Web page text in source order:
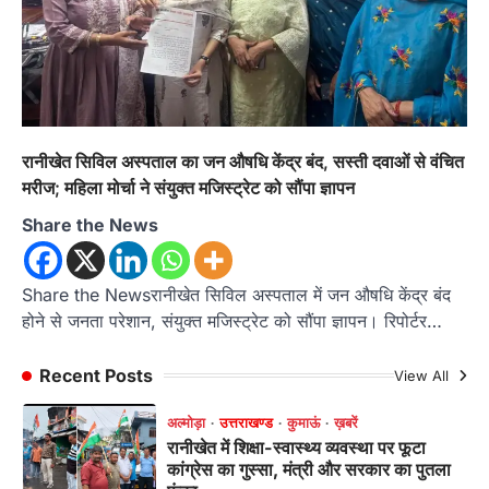
रानीखेत सिविल अस्पताल का जन औषधि केंद्र बंद, सस्ती दवाओं से वंचित
मरीज; महिला मोर्चा ने संयुक्त मजिस्ट्रेट को सौंपा ज्ञापन
Share the News
Share the Newsरानीखेत सिविल अस्पताल में जन औषधि केंद्र बंद
होने से जनता परेशान, संयुक्त मजिस्ट्रेट को सौंपा ज्ञापन। रिपोर्टर…
Recent Posts View All
1
अल्मोड़ा उत्तराखण्ड कुमाऊं ख़बरें धार्मिक
मानिला देवी मंदिर में श्रीमद्भागवत कथा के चतुर्थ
दिवस धूमधाम से मनाया गया श्रीकृष्ण जन्मोत्सव,
राज्य मंत्री कैलाश पंत ने किया कथा श्रवण
Admin August 6, 2026
आयोजित श्रीमद्भागवत कथा के चतुर्थ दिवस गुरुवार को…
2
रानीखेत में शिक्षा-स्वास्थ्य व्यवस्था पर फूटा
कांग्रेस का गुस्सा, मंत्री और सरकार का पुतला
फूंका
Admin August 6, 2026
अल्मोड़ा उत्तराखण्ड कुमाऊं ख़बरें
रानीखेत में युवा कांग्रेस की जिला बैठक, 8
अगस्त को खड़गे की हल्द्वानी रैली को सफल